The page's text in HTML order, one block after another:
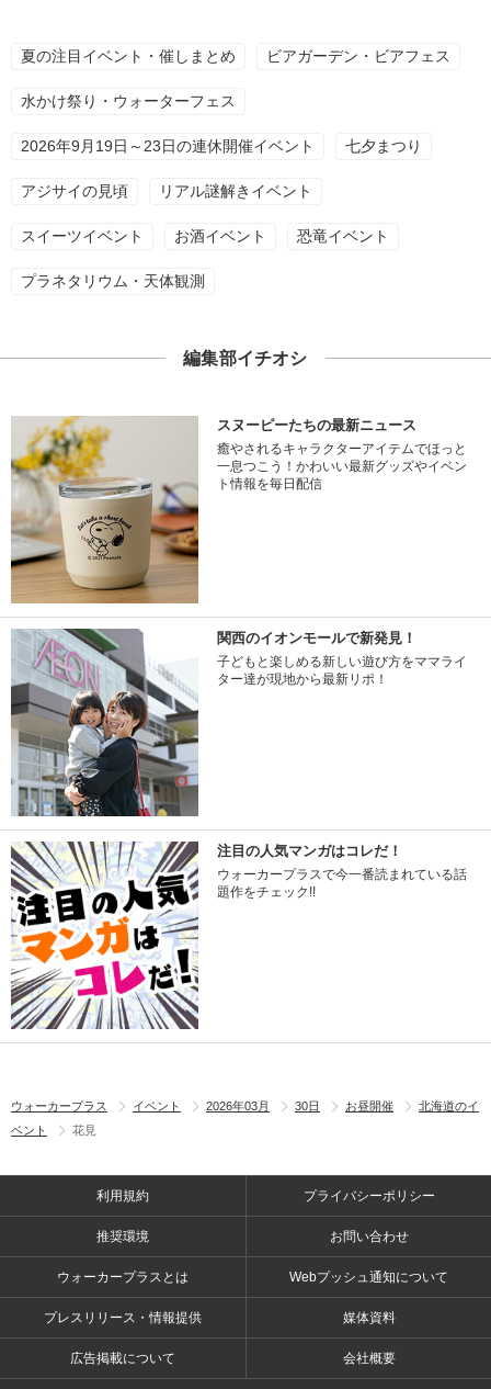
夏の注目イベント・催しまとめ ビアガーデン・ビアフェス
水かけ祭り・ウォーターフェス
2026年9月19日～23日の連休開催イベント 七夕まつり
アジサイの見頃 リアル謎解きイベント
スイーツイベント お酒イベント 恐竜イベント
プラネタリウム・天体観測
編集部イチオシ
スヌーピーたちの最新ニュース
癒やされるキャラクターアイテムでほっと
一息つこう！かわいい最新グッズやイベン
ト情報を毎日配信
関西のイオンモールで新発見！
子どもと楽しめる新しい遊び方をママライ
ター達が現地から最新リポ！
注目の人気マンガはコレだ！
ウォーカープラスで今一番読まれている話
題作をチェック!!
ウォーカープラス イベント 2026年03月 30日 お昼開催
北海道のイ
ベント
花見
利用規約 プライバシーポリシー
推奨環境 お問い合わせ
ウォーカープラスとは Webプッシュ通知について
プレスリリース・情報提供 媒体資料
広告掲載について 会社概要